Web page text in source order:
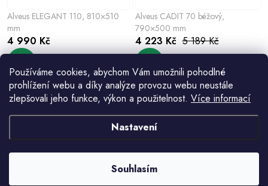
Používáme cookies, abychom Vám umožnili pohodlné
prohlížení webu a díky analýze provozu webu neustále
zlepšovali jeho funkce, výkon a použitelnost. Více informací
Nastavení
Souhlasím
Alveus ELEGANT 110, 810×510
mm
4 990 Kč
Alveus CADIT 70 béžový,
790×500 mm
4 223 Kč 5 189 Kč